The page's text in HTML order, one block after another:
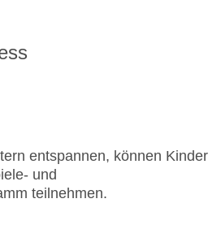
entspannen, können Kinder
und
teilnehmen.